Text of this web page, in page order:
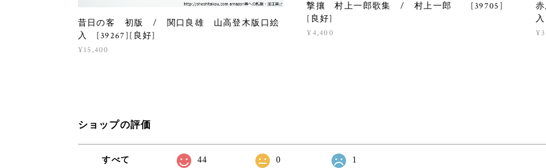
昔日の客 初版 / 関口良雄 山高登木版口絵
入 [39267][良好]
¥15,400
撃攘 村上一郎歌集 / 村上一郎 [39705]
[良好]
¥4,400
ショップの評価
すべて 44 0 1